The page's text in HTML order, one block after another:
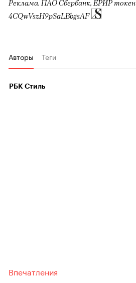
Реклама. ПАО Сбербанк, ЕРИР токен
4CQwVszH9pSaLBhgsAF
Авторы Теги
РБК Стиль
Впечатления